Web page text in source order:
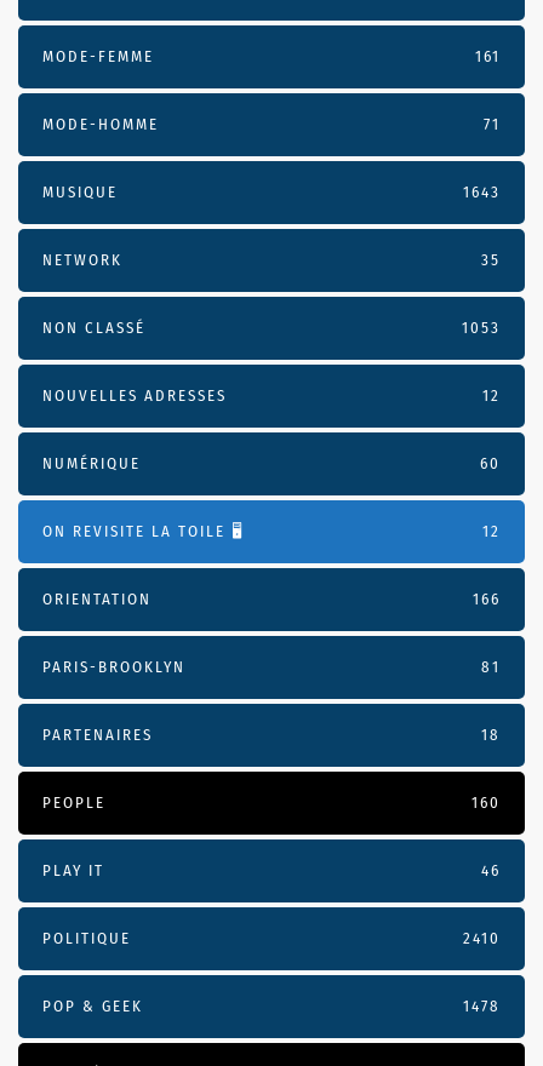
MODE-FEMME 161
MODE-HOMME 71
MUSIQUE 1643
NETWORK 35
NON CLASSÉ 1053
NOUVELLES ADRESSES 12
NUMÉRIQUE 60
ON REVISITE LA TOILE 🖥️ 12
ORIENTATION 166
PARIS-BROOKLYN 81
PARTENAIRES 18
PEOPLE 160
PLAY IT 46
POLITIQUE 2410
POP & GEEK 1478